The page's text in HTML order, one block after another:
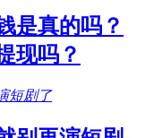
是真的吗？
现吗？